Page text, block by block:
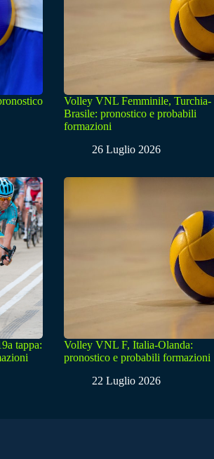
Volley VNL Femminile, Turchia-
Brasile: pronostico e probabili
formazioni
26 Luglio 2026
tappa:
Volley VNL F, Italia-Olanda:
pronostico e probabili formazioni
22 Luglio 2026